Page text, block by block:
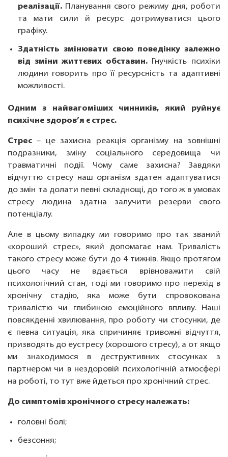
реалізації. Планування свого режиму дня, роботи
та мати сили й ресурс дотримуватися цього
графіку.
Здатність змінювати свою поведінку залежно
від зміни життєвих обставин.Гнучкість психіки
людини говорить про її ресурсність та адаптивні
можливості.
Одним з найвагоміших чинників, який руйнує
психічне здоров’я є стрес.
Стрес – це захисна реакція організму на зовнішні
подразники, зміну соціального середовища чи
травматичні події. Чому саме захисна? Завдяки
відчуттю стресу наш організм здатен адаптуватися
до змін та долати певні складнощі, до того ж в умовах
стресу людина здатна залучити резерви свого
потенціалу.
Але в цьому випадку ми говоримо про так званий
«хороший стрес», який допомагає нам. Тривалість
такого стресу може бути до 4 тижнів. Якщо протягом
цього часу не вдається врівноважити свій
психологічний стан, тоді ми говоримо про перехід в
хронічну стадію, яка може бути спровокована
тривалістю чи глибиною емоційного впливу. Наші
повсякденні хвилювання, про роботу чи стосунки, де
є певна ситуація, яка спричиняє тривожні відчуття,
призводять до еустресу (хорошого стресу), а от якщо
ми знаходимося в деструктивних стосунках з
партнером чи в нездоровій психологічній атмосфері
на роботі, то тут вже йдеться про хронічний стрес.
До симптомів хронічного стресу належать:
головні болі;
безсоння;